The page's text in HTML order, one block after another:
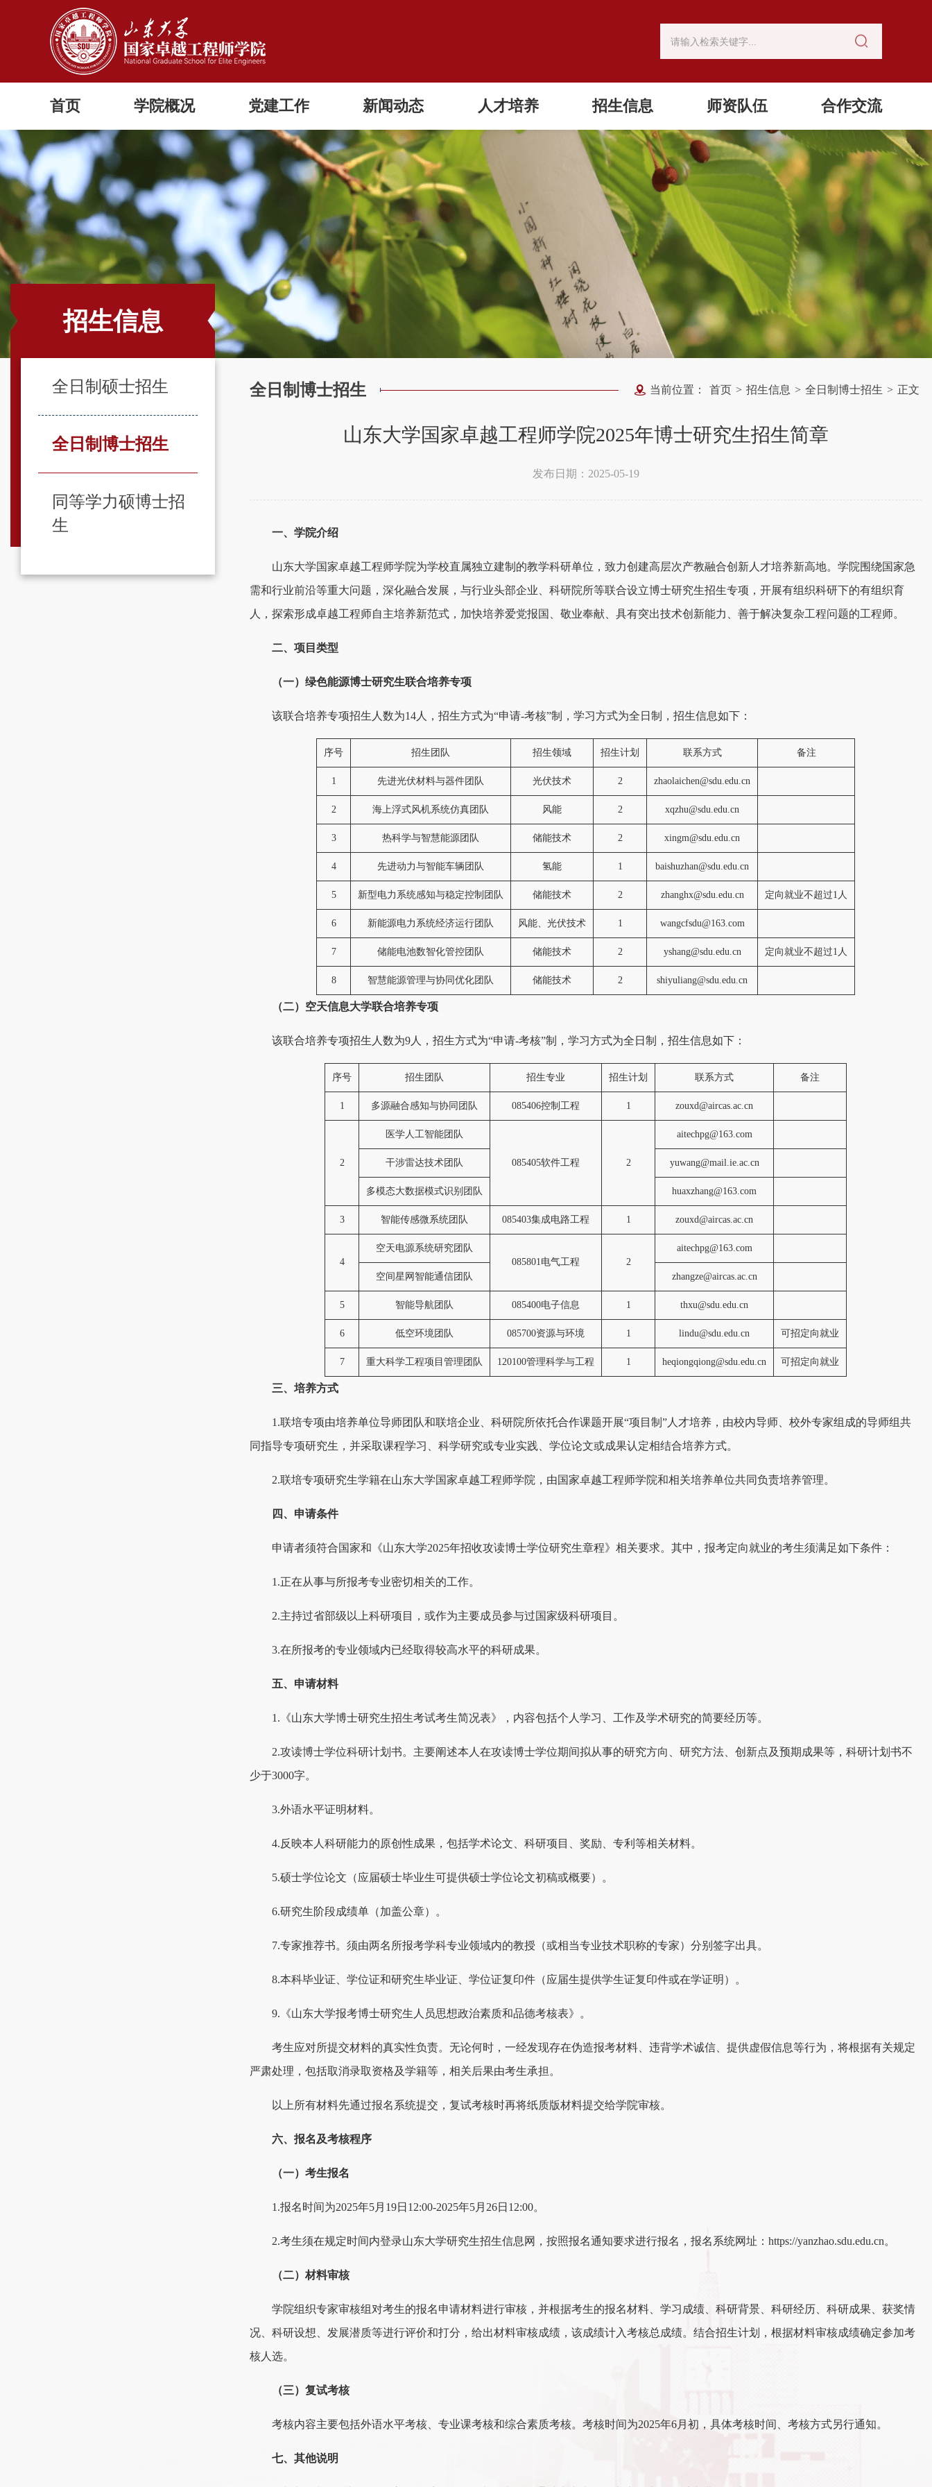
首页 学院概况 党建工作 新闻动态 人才培养 招生信息 师资队伍 合作交流
招生信息
全日制硕士招生
全日制博士招生
同等学力硕博士招
生
全日制博士招生 当前位置： 首页 > 招生信息 > 全日制博士招生 > 正文
山东大学国家卓越工程师学院2025年博士研究生招生简章
发布日期：2025-05-19
一、学院介绍
山东大学国家卓越工程师学院为学校直属独立建制的教学科研单位，致力创建高层次产教融合创新人才培养新高地。学院围绕国家急
需和行业前沿等重大问题，深化融合发展，与行业头部企业、科研院所等联合设立博士研究生招生专项，开展有组织科研下的有组织育
人，探索形成卓越工程师自主培养新范式，加快培养爱党报国、敬业奉献、具有突出技术创新能力、善于解决复杂工程问题的工程师。
二、项目类型
（一）绿色能源博士研究生联合培养专项
该联合培养专项招生人数为14人，招生方式为“申请-考核”制，学习方式为全日制，招生信息如下：
序号 招生团队 招生领域 招生计划 联系方式 备注
1 先进光伏材料与器件团队 光伏技术 2 zhaolaichen@sdu.edu.cn
2 海上浮式风机系统仿真团队 风能 2 xqzhu@sdu.edu.cn
3 热科学与智慧能源团队 储能技术 2 xingm@sdu.edu.cn
4 先进动力与智能车辆团队 氢能 1 baishuzhan@sdu.edu.cn
5 新型电力系统感知与稳定控制团队 储能技术 2 zhanghx@sdu.edu.cn 定向就业不超过1人
6 新能源电力系统经济运行团队 风能、光伏技术 1 wangcfsdu@163.com
7 储能电池数智化管控团队 储能技术 2 yshang@sdu.edu.cn 定向就业不超过1人
8 智慧能源管理与协同优化团队 储能技术 2 shiyuliang@sdu.edu.cn
（二）空天信息大学联合培养专项
该联合培养专项招生人数为9人，招生方式为“申请-考核”制，学习方式为全日制，招生信息如下：
序号 招生团队 招生专业 招生计划 联系方式 备注
1 多源融合感知与协同团队 085406控制工程 1 zouxd@aircas.ac.cn
2
医学人工智能团队
085405软件工程 2
aitechpg@163.com
干涉雷达技术团队 yuwang@mail.ie.ac.cn
多模态大数据模式识别团队 huaxzhang@163.com
3 智能传感微系统团队 085403集成电路工程 1 zouxd@aircas.ac.cn
4
空天电源系统研究团队
085801电气工程 2
aitechpg@163.com
空间星网智能通信团队 zhangze@aircas.ac.cn
5 智能导航团队 085400电子信息 1 thxu@sdu.edu.cn
6 低空环境团队 085700资源与环境 1 lindu@sdu.edu.cn 可招定向就业
7 重大科学工程项目管理团队 120100管理科学与工程 1 heqiongqiong@sdu.edu.cn 可招定向就业
三、培养方式
1.联培专项由培养单位导师团队和联培企业、科研院所依托合作课题开展“项目制”人才培养，由校内导师、校外专家组成的导师组共
同指导专项研究生，并采取课程学习、科学研究或专业实践、学位论文或成果认定相结合培养方式。
2.联培专项研究生学籍在山东大学国家卓越工程师学院，由国家卓越工程师学院和相关培养单位共同负责培养管理。
四、申请条件
申请者须符合国家和《山东大学2025年招收攻读博士学位研究生章程》相关要求。其中，报考定向就业的考生须满足如下条件：
1.正在从事与所报考专业密切相关的工作。
2.主持过省部级以上科研项目，或作为主要成员参与过国家级科研项目。
3.在所报考的专业领域内已经取得较高水平的科研成果。
五、申请材料
1.《山东大学博士研究生招生考试考生简况表》，内容包括个人学习、工作及学术研究的简要经历等。
2.攻读博士学位科研计划书。主要阐述本人在攻读博士学位期间拟从事的研究方向、研究方法、创新点及预期成果等，科研计划书不
少于3000字。
3.外语水平证明材料。
4.反映本人科研能力的原创性成果，包括学术论文、科研项目、奖励、专利等相关材料。
5.硕士学位论文（应届硕士毕业生可提供硕士学位论文初稿或概要）。
6.研究生阶段成绩单（加盖公章）。
7.专家推荐书。须由两名所报考学科专业领域内的教授（或相当专业技术职称的专家）分别签字出具。
8.本科毕业证、学位证和研究生毕业证、学位证复印件（应届生提供学生证复印件或在学证明）。
9.《山东大学报考博士研究生人员思想政治素质和品德考核表》。
考生应对所提交材料的真实性负责。无论何时，一经发现存在伪造报考材料、违背学术诚信、提供虚假信息等行为，将根据有关规定
严肃处理，包括取消录取资格及学籍等，相关后果由考生承担。
以上所有材料先通过报名系统提交，复试考核时再将纸质版材料提交给学院审核。
六、报名及考核程序
（一）考生报名
1.报名时间为2025年5月19日12:00-2025年5月26日12:00。
2.考生须在规定时间内登录山东大学研究生招生信息网，按照报名通知要求进行报名，报名系统网址：https://yanzhao.sdu.edu.cn。
（二）材料审核
学院组织专家审核组对考生的报名申请材料进行审核，并根据考生的报名材料、学习成绩、科研背景、科研经历、科研成果、获奖情
况、科研设想、发展潜质等进行评价和打分，给出材料审核成绩，该成绩计入考核总成绩。结合招生计划，根据材料审核成绩确定参加考
核人选。
（三）复试考核
考核内容主要包括外语水平考核、专业课考核和综合素质考核。考核时间为2025年6月初，具体考核时间、考核方式另行通知。
七、其他说明